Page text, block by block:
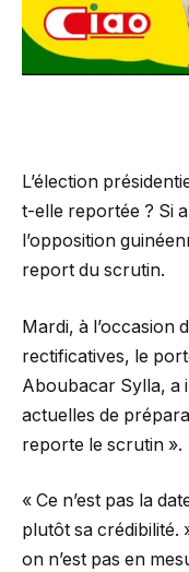
L’élection
t-elle reportée ? Si
l’opposition
report du scrutin.
Mardi, à l’occasion
rectificatives, le
Aboubacar Sylla, a
actuelles de
reporte le scrutin ».
« Ce n’est pas la
plutôt sa crédibilité.
on n’est pas en